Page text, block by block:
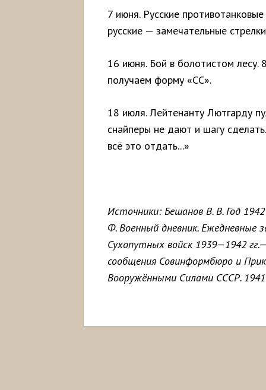
7 июня. Русские
русские — замечательные
16 июня. Бой в болотистом
получаем форму «СС».
18 июля. Лейтенанту Лютгарду
снайперы не дают и шагу
всё это отдать...»
Источники: Бешанов В. В. Год
Ф. Военный дневник. Ежедневные
Сухопутных войск 1939—1942
сообщения Совинформбюро и
Вооружёнными Силами СССР.